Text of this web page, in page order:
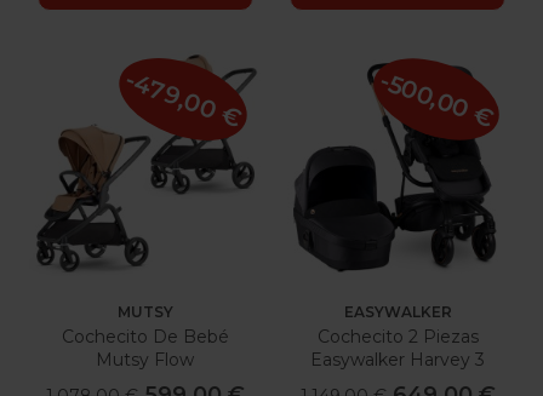
MUTSY
Cochecito De Bebé
Mutsy Flow
-479,00 €
EASYWALKER
Cochecito 2 Piezas
Easywalker Harvey 3
Premium Gold Edition
-500,00 €